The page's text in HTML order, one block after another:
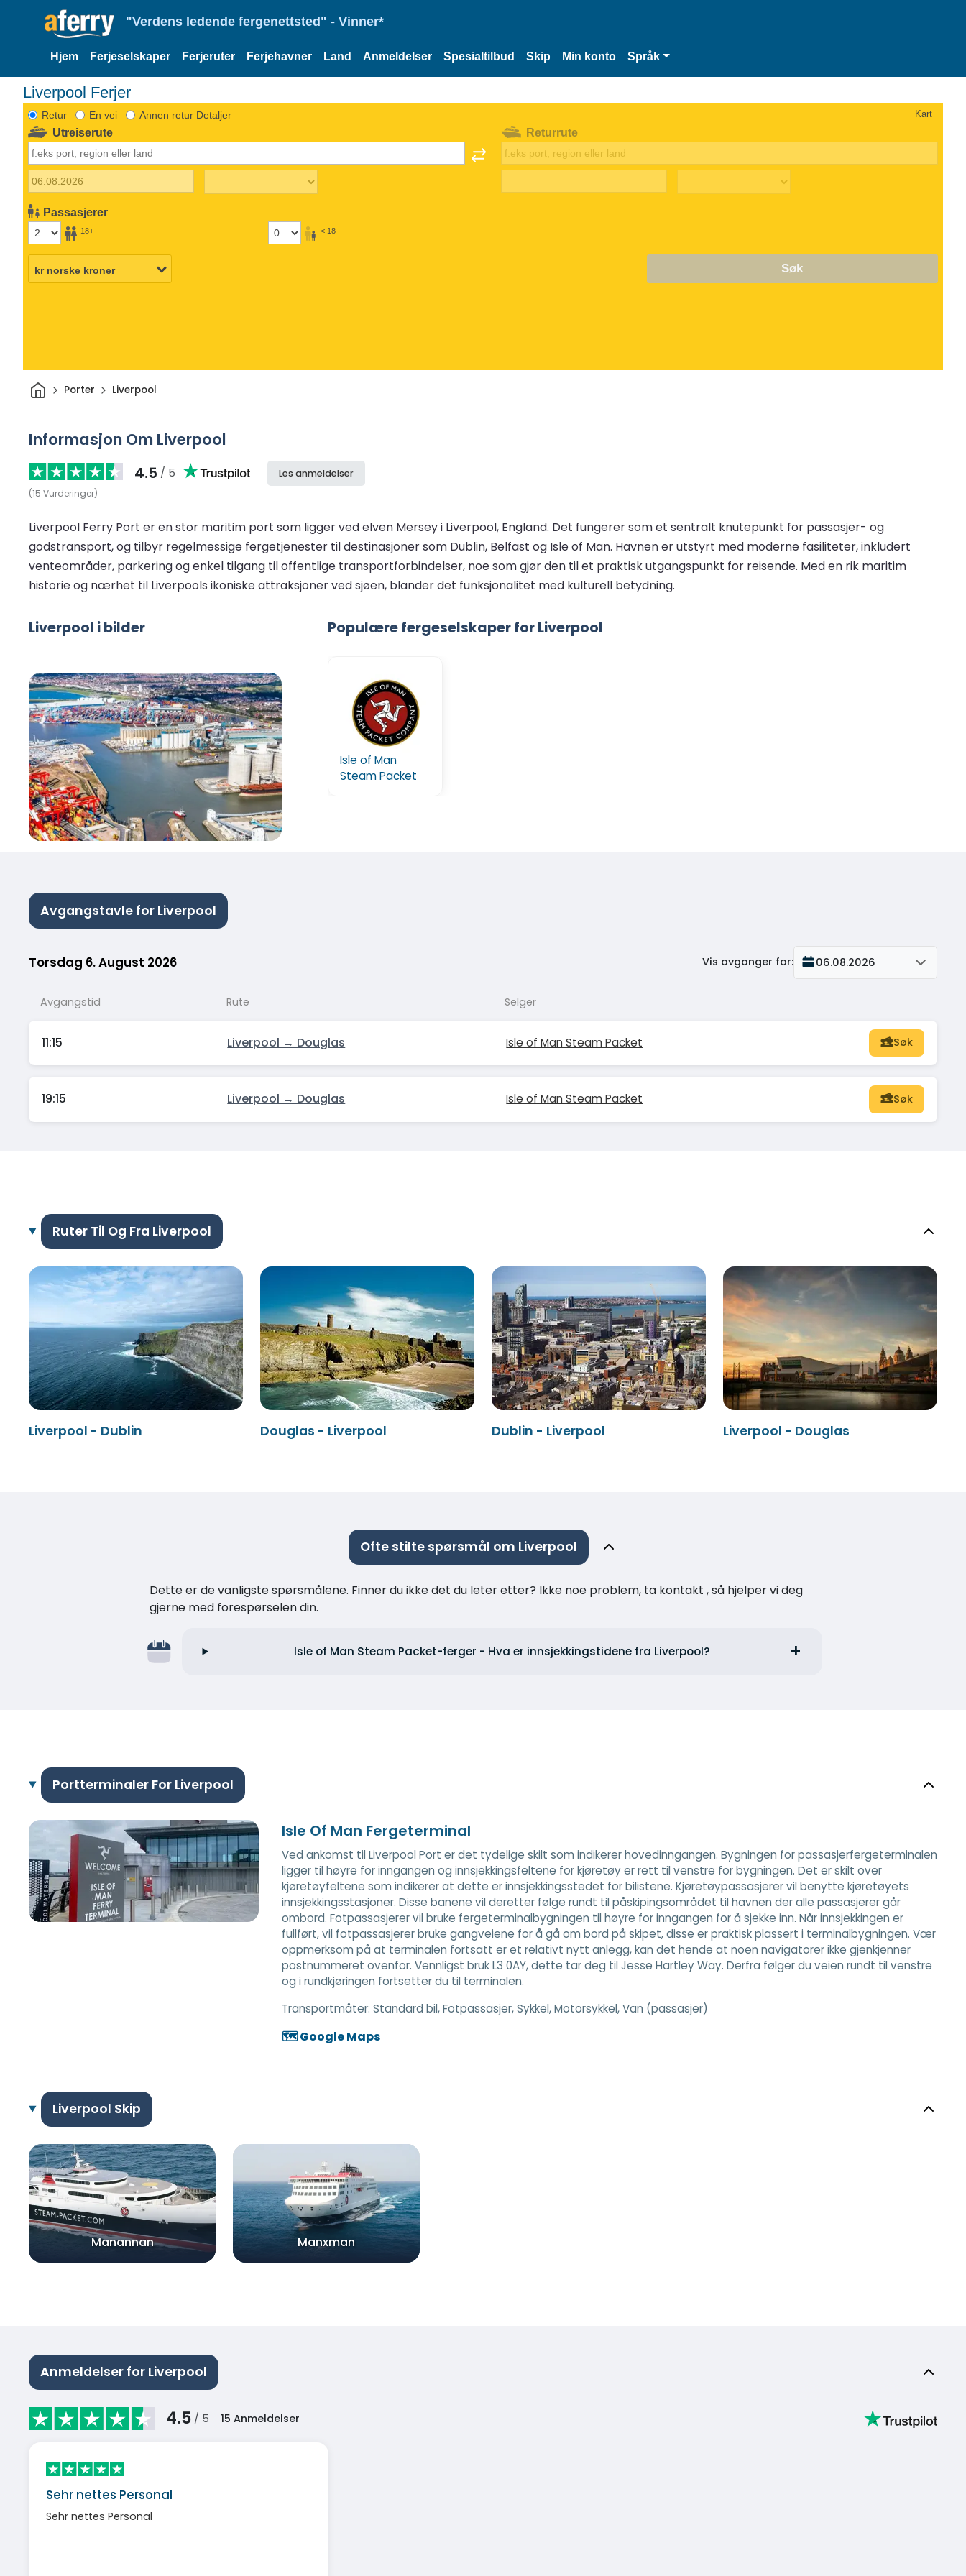
"Verdens ledende fergenettsted" - Vinner*
Hjem Ferjeselskaper Ferjeruter Ferjehavner Land Anmeldelser Spesialtilbud Skip Min konto Språk
Liverpool Ferjer
Retur En vei Annen retur Detaljer Kart
Utreiserute
Passasjerer
18+ < 18
Returrute
Søk
HjemPorter Liverpool
Informasjon Om Liverpool
4.5 / 5
(15 Vurderinger)
Les anmeldelser
Liverpool Ferry Port er en stor maritim port som ligger ved elven Mersey i Liverpool, England. Det fungerer som et sentralt knutepunkt for passasjer- og
godstransport, og tilbyr regelmessige fergetjenester til destinasjoner som Dublin, Belfast og Isle of Man. Havnen er utstyrt med moderne fasiliteter, inkludert
venteområder, parkering og enkel tilgang til offentlige transportforbindelser, noe som gjør den til et praktisk utgangspunkt for reisende. Med en rik maritim
historie og nærhet til Liverpools ikoniske attraksjoner ved sjøen, blander det funksjonalitet med kulturell betydning.
Liverpool i bilder Populære fergeselskaper for Liverpool
Isle of Man
Steam Packet
Avgangstavle for Liverpool
Torsdag 6. August 2026 Vis avganger for: 06.08.2026
Avgangstid Rute Selger
11:15 Liverpool → Douglas Isle of Man Steam Packet Søk
19:15 Liverpool → Douglas Isle of Man Steam Packet Søk
Ruter Til Og Fra Liverpool
Liverpool - Dublin Douglas - Liverpool Dublin - Liverpool Liverpool - Douglas
Ofte stilte spørsmål om Liverpool
Dette er de vanligste spørsmålene. Finner du ikke det du leter etter? Ikke noe problem, ta kontakt , så hjelper vi deg
gjerne med forespørselen din.
Isle of Man Steam Packet-ferger - Hva er innsjekkingstidene fra Liverpool?
Portterminaler For Liverpool
Isle Of Man Fergeterminal
Ved ankomst til Liverpool Port er det tydelige skilt som indikerer hovedinngangen. Bygningen for passasjerfergeterminalen
ligger til høyre for inngangen og innsjekkingsfeltene for kjøretøy er rett til venstre for bygningen. Det er skilt over
kjøretøyfeltene som indikerer at dette er innsjekkingsstedet for bilistene. Kjøretøypassasjerer vil benytte kjøretøyets
innsjekkingsstasjoner. Disse banene vil deretter følge rundt til påskipingsområdet til havnen der alle passasjerer går
ombord. Fotpassasjerer vil bruke fergeterminalbygningen til høyre for inngangen for å sjekke inn. Når innsjekkingen er
fullført, vil fotpassasjerer bruke gangveiene for å gå om bord på skipet, disse er praktisk plassert i terminalbygningen. Vær
oppmerksom på at terminalen fortsatt er et relativt nytt anlegg, kan det hende at noen navigatorer ikke gjenkjenner
postnummeret ovenfor. Vennligst bruk L3 0AY, dette tar deg til Jesse Hartley Way. Derfra følger du veien rundt til venstre
og i rundkjøringen fortsetter du til terminalen.
Transportmåter: Standard bil, Fotpassasjer, Sykkel, Motorsykkel, Van (passasjer)
🗺️ Google Maps
Liverpool Skip
Manannan Manxman
Anmeldelser for Liverpool
4.5 / 5 15 Anmeldelser
Sehr nettes Personal
Sehr nettes Personal